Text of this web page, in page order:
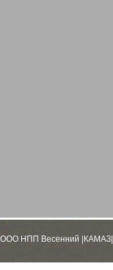
ООО НПП Весенний